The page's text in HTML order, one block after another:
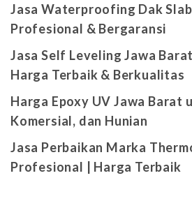
Jasa Waterproofing Dak
Profesional & Bergaransi
Jasa Self Leveling Jawa
Harga Terbaik & Berkualitas
Harga Epoxy UV Jawa Barat
Komersial, dan Hunian
Jasa Perbaikan Marka
Profesional | Harga Terbaik